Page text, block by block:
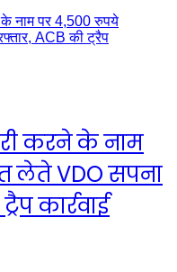
करने के नाम
लेते VDO सपना
कार्रवाई